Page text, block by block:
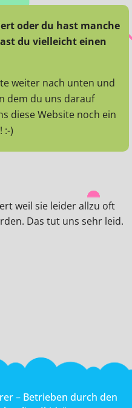
oder du hast manche
du vielleicht einen
weiter nach unten und
dem du uns darauf
diese Website noch ein
:-)
weil sie leider allzu oft
Das tut uns sehr leid.
– Betrieben durch den